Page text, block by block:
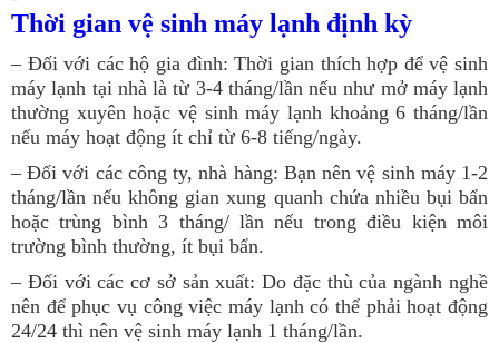
Thời gian vệ sinh máy lạnh định kỳ
– Đối với các hộ gia đình: Thời gian thích hợp để vệ sinh
máy lạnh tại nhà là từ 3-4 tháng/lần nếu như mở máy lạnh
thường xuyên hoặc vệ sinh máy lạnh khoảng 6 tháng/lần
nếu máy hoạt động ít chỉ từ 6-8 tiếng/ngày.
– Đối với các công ty, nhà hàng: Bạn nên vệ sinh máy 1-2
tháng/lần nếu không gian xung quanh chứa nhiều bụi bẩn
hoặc trùng bình 3 tháng/ lần nếu trong điều kiện môi
trường bình thường, ít bụi bẩn.
– Đối với các cơ sở sản xuất: Do đặc thù của ngành nghề
nên để phục vụ công việc máy lạnh có thể phải hoạt động
24/24 thì nên vệ sinh máy lạnh 1 tháng/lần.